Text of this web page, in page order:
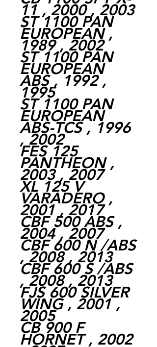
11 , 2000 , 2003
ST 1100 PAN
EUROPEAN ,
1989 , 2002
ST 1100 PAN
EUROPEAN
ABS , 1992 ,
1995
ST 1100 PAN
EUROPEAN
ABS-TCS , 1996
, 2002
FES 125
PANTHEON ,
2003 , 2007
XL 125 V
VARADERO ,
2001 , 2017
CBF 500 ABS ,
2004 , 2007
CBF 600 N /ABS
, 2008 , 2013
CBF 600 S /ABS
, 2008 , 2013
FJS 600 SILVER
WING , 2001 ,
2005
CB 900 F
HORNET , 2002